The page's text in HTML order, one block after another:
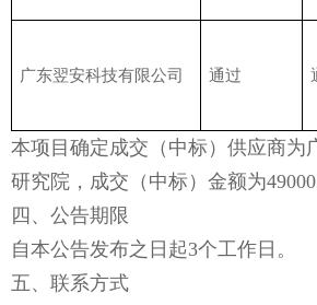
广东翌安科技有限公司 通过
本项目确定成交（中标）供应商为
研究院，成交（中标）金额为
四、公告期限
自本公告发布之日起3个工作日。
五、联系方式